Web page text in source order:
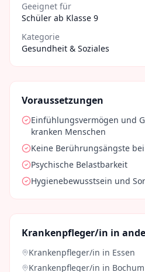
Geeignet für
Schüler ab Klasse 9
Kategorie
Gesundheit & Soziales
Voraussetzungen
Einfühlungsvermögen und
kranken Menschen
Keine Berührungsängste
Psychische Belastbarkeit
Hygienebewusstsein und
Krankenpfleger/in in
Krankenpfleger/in in Essen
Krankenpfleger/in in Bochum